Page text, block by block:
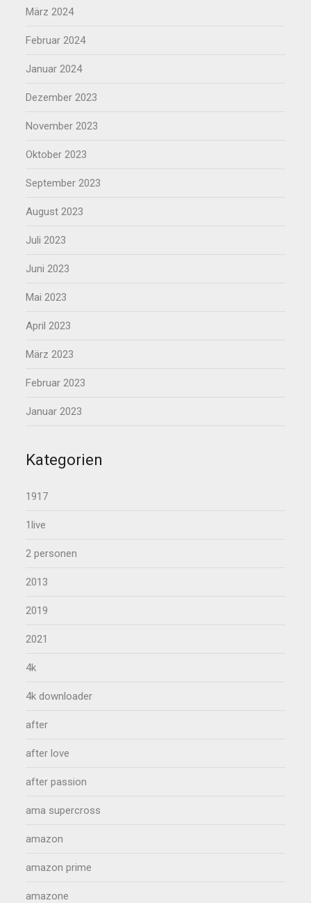
März 2024
Februar 2024
Januar 2024
Dezember 2023
November 2023
Oktober 2023
September 2023
August 2023
Juli 2023
Juni 2023
Mai 2023
April 2023
März 2023
Februar 2023
Januar 2023
Kategorien
1917
1live
2 personen
2013
2019
2021
4k
4k downloader
after
after love
after passion
ama supercross
amazon
amazon prime
amazone